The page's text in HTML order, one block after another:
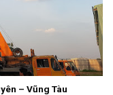
– Vũng Tàu